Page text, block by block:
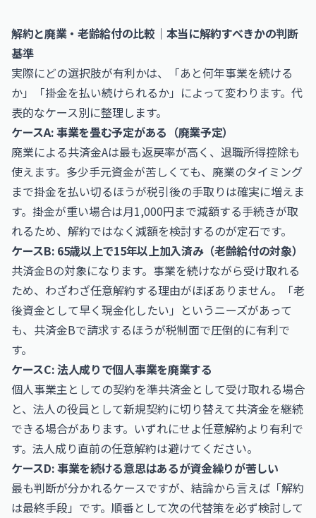
解約と廃業・老齢給付の比較｜本当に解約すべきかの判断
基準
実際にどの選択肢が有利かは、「あと何年事業を続ける
か」「掛金を払い続けられるか」によって変わります。代
表的なケース別に整理します。
ケースA: 事業を畳む予定がある（廃業予定）
廃業による共済金Aは最も返戻率が高く、退職所得控除も
使えます。多少手元資金が苦しくても、廃業のタイミング
まで掛金を払い切るほうが税引後の手取りは確実に増えま
す。掛金が重い場合は月1,000円まで減額する手続きが取
れるため、解約ではなく減額を検討するのが定石です。
ケースB: 65歳以上で15年以上加入済み（老齢給付の対象）
共済金Bの対象になります。事業を続けながら受け取れる
ため、わざわざ任意解約する理由がほぼありません。「老
後資金として早く現金化したい」というニーズがあって
も、共済金Bで請求するほうが税制面で圧倒的に有利で
す。
ケースC: 法人成りで個人事業を廃業する
個人事業主としての契約を準共済金として受け取れる場合
と、法人の役員として新規契約に切り替えて共済金を継続
できる場合があります。いずれにせよ任意解約より有利で
す。法人成り直前の任意解約は避けてください。
ケースD: 事業を続ける意思はあるが資金繰りが苦しい
最も判断が分かれるケースですが、結論から言えば「解約
は最終手段」です。順番として次の代替策を必ず検討して